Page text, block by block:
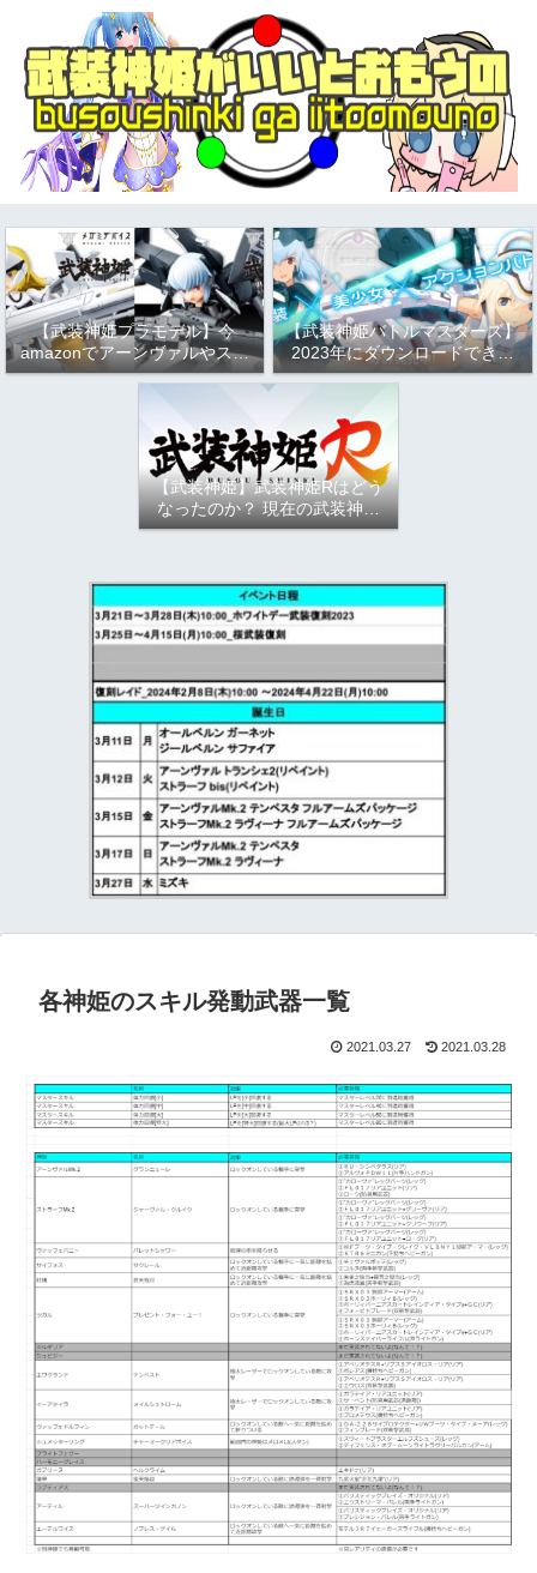
【武装神姫プラモデル】今
amazonでアーンヴァルやスト
ラーフがお得という話
【武装神姫バトルマスターズ】
2023年にダウンロードできる
か問題について
【武装神姫】武装神姫Rはどう
なったのか？ 現在の武装神姫
アーケード（バトコン）につい
各神姫のスキル発動武器一覧
2021.03.27 2021.03.28